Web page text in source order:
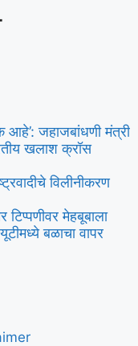
जहाजबांधणी मंत्री
खलाश क्रॉस
विलीनीकरण
मेहबूबाला
बळाचा वापर